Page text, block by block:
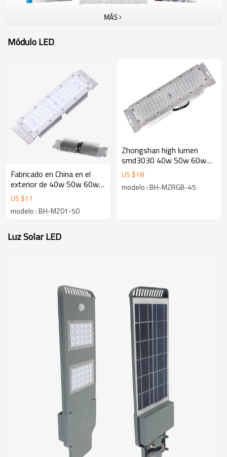
de radiadores y control de calidad (QC).Por lo tanto, tenemos
grandes ventajas en el desarrollo de productos y en el control de
lo resolveremos con satisfacción y rapidez.¡Dijimos que lo
MÁS
Módulo LED
Fabricado en China en el
exterior de 40w 50w 60w
SMD3030LED module
US $11
modelo : BH-MZ01-50
Zhongshan high lumen
smd3030 40w 50w 60w
módulo LED RGB para
lámparas de crecimiento de
plantas
US $18
modelo : BH-MZRGB-45
Luz Solar LED